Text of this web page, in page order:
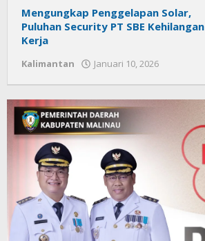
Mengungkap Penggelapan Solar,
Puluhan Security PT SBE Kehilangan
Kerja
Kalimantan Januari 10, 2026